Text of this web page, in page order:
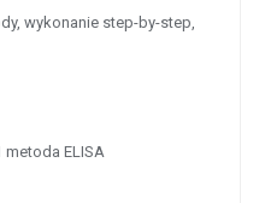
wykonanie step-by-step,
metoda ELISA